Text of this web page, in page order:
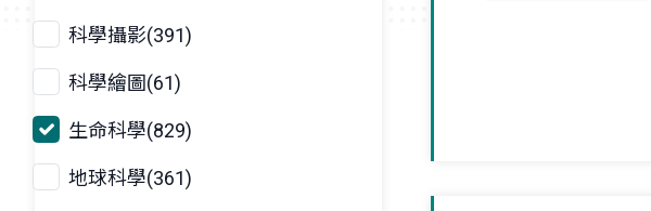
科學攝影(391)
科學繪圖(61)
生命科學(829)
地球科學(361)